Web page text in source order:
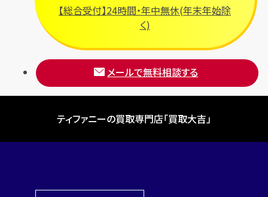
【総合受付】24時間・年中無休(年末年始除
く)
メールで無料相談する
ティファニーの買取専門店「買取大吉」